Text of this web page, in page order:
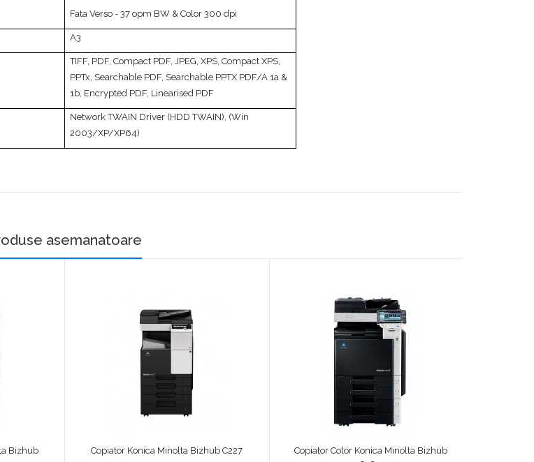
Fata Verso - 37 opm BW & Color 300 dpi
A3
TIFF, PDF, Compact PDF, JPEG, XPS, Compact XPS,
PPTx, Searchable PDF, Searchable PPTX PDF/A 1a &
1b, Encrypted PDF, Linearised PDF
Network TWAIN Driver (HDD TWAIN), (Win
2003/XP/XP64)
asemanatoare
Bizhub
Copiator Konica Minolta Bizhub C227
Copiator Color Konica Minolta Bizhub